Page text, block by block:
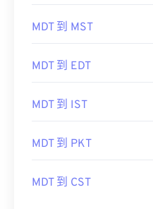
MDT 到 MST
MDT 到 EDT
MDT 到 IST
MDT 到 PKT
MDT 到 CST